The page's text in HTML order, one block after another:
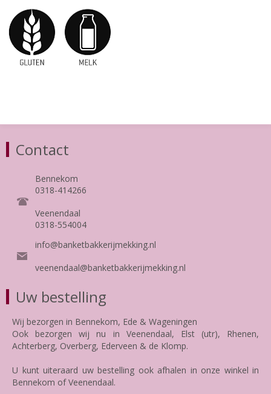
Contact
Bennekom
0318-414266
Veenendaal
0318-554004
info@banketbakkerijmekking.nl
veenendaal@banketbakkerijmekking.nl
Uw bestelling
Wij bezorgen in Bennekom, Ede & Wageningen
Ook bezorgen wij nu in Veenendaal, Elst (utr), Rhenen,
Achterberg, Overberg, Ederveen & de Klomp.
U kunt uiteraard uw bestelling ook afhalen in onze winkel in
Bennekom of Veenendaal.